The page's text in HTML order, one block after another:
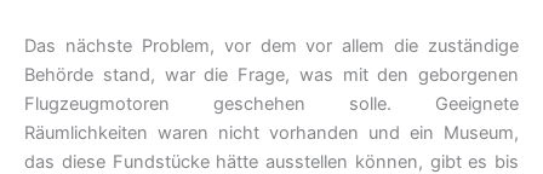
Das nächste Problem, vor dem vor allem die zuständige
Behörde stand, war die Frage, was mit den geborgenen
Flugzeugmotoren geschehen solle. Geeignete
Räumlichkeiten waren nicht vorhanden und ein Museum,
das diese Fundstücke hätte ausstellen können, gibt es bis